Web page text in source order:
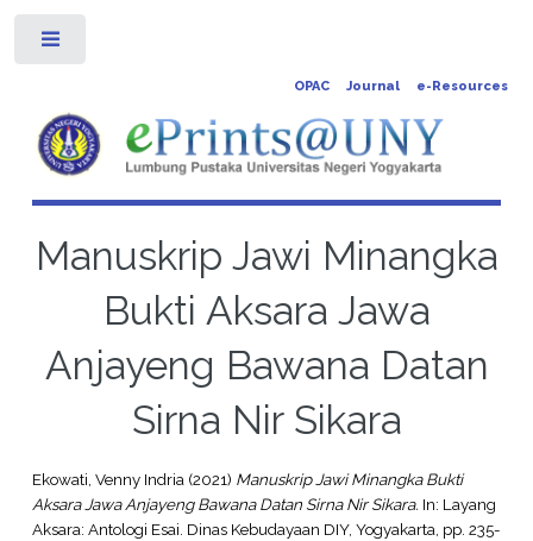
OPAC Journal e-Resources
Manuskrip Jawi Minangka
Bukti Aksara Jawa
Anjayeng Bawana Datan
Sirna Nir Sikara
Ekowati, Venny Indria(2021) Manuskrip Jawi Minangka Bukti
Aksara Jawa Anjayeng Bawana Datan Sirna Nir Sikara. In: Layang
Aksara: Antologi Esai. Dinas Kebudayaan DIY, Yogyakarta, pp. 235-